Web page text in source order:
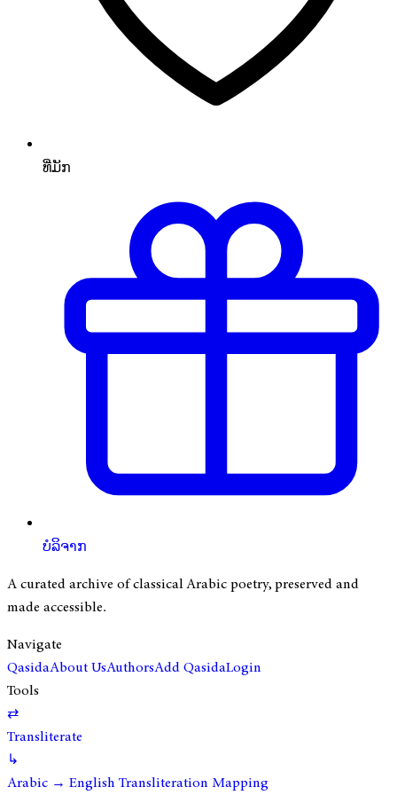
ທີ່ມັກ
ບໍລິຈາກ
A curated archive of classical Arabic poetry, preserved and
made accessible.
Navigate
QasidaAbout UsAuthorsAdd QasidaLogin
Tools
⇄
Transliterate
↳
Arabic → English Transliteration Mapping